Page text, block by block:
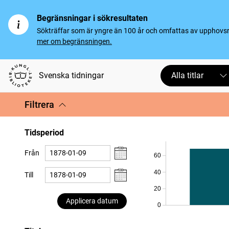
Begränsningar i sökresultaten
Sökträffar som är yngre än 100 år och omfattas av
mer om begränsningen.
Svenska tidningar Alla titlar
Filtrera
Tidsperiod
Från
Till
Applicera datum
0
20
40
60